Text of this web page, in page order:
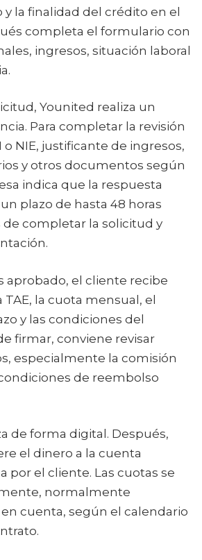
y la finalidad del crédito en el
completa el formulario con
ingresos, situación laboral
Younited realiza un
Para completar la revisión
NIE, justificante de ingresos,
y otros documentos según
indica que la respuesta
plazo de hasta 48 horas
de completar la solicitud y
aprobado, el cliente recibe
la cuota mensual, el
y las condiciones del
firmar, conviene revisar
especialmente la comisión
de reembolso
de forma digital. Después,
el dinero a la cuenta
por el cliente. Las cuotas se
normalmente
cuenta, según el calendario